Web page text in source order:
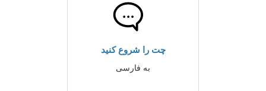
چت را شروع کنید
به فارسی